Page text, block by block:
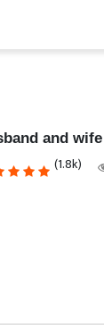
and
(1.8k)